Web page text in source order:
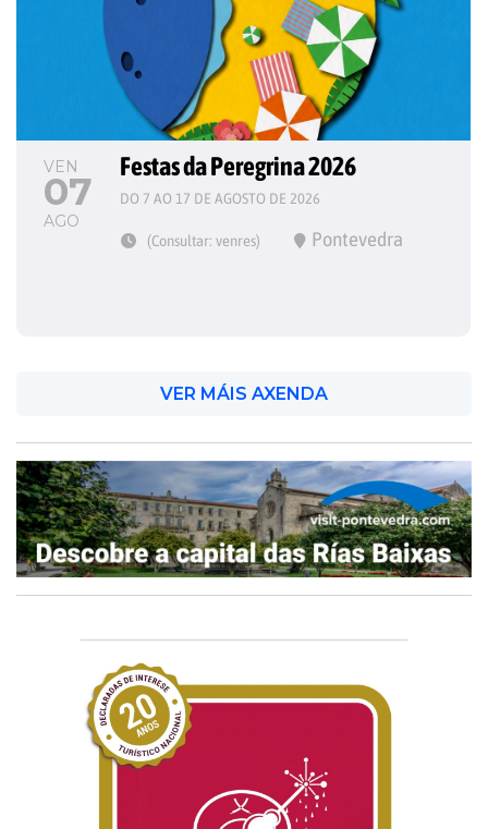
VEN
07
AGO
Festas da Peregrina 2026
DO 7 AO 17 DE AGOSTO DE 2026
(Consultar: venres) Pontevedra
VER MÁIS AXENDA